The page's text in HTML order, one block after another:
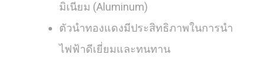
มิเนียม (Aluminum)
ตัวนำทองแดงมีประสิทธิภาพในการนำ
ไฟฟ้าดีเยี่ยมและทนทาน